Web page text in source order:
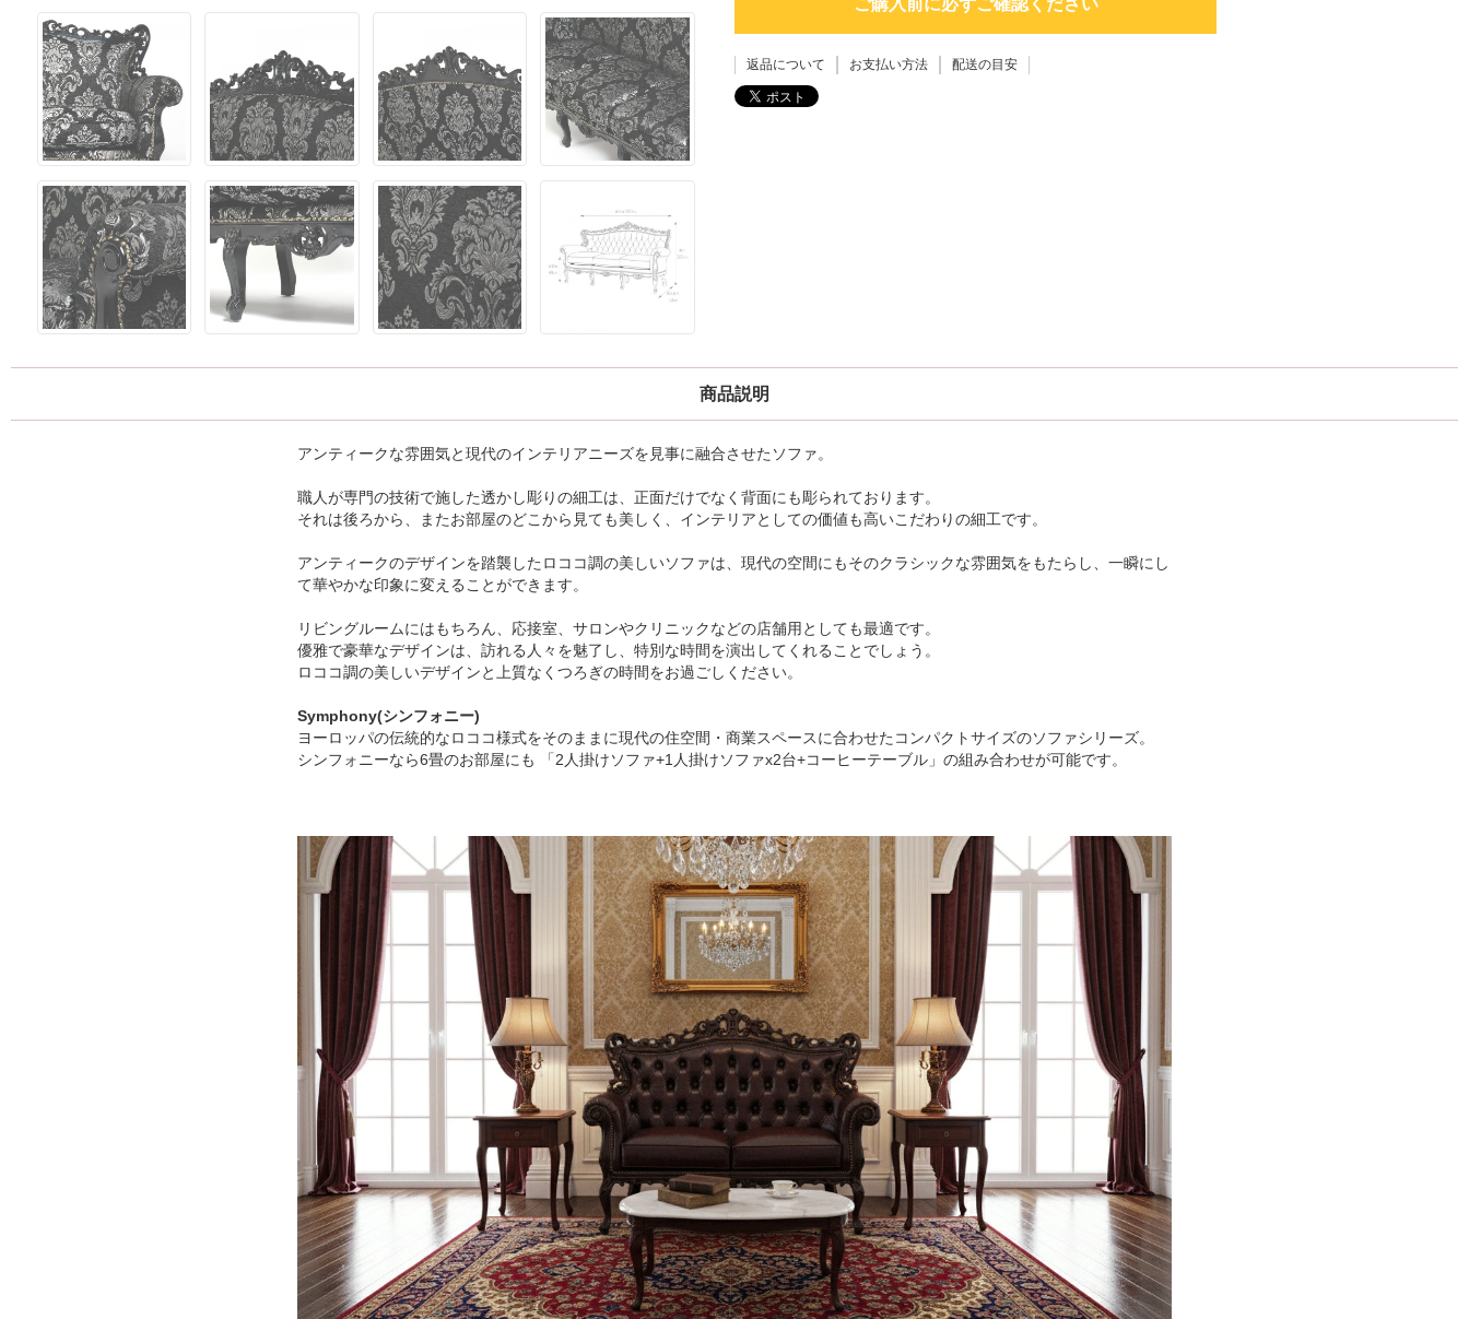
ご購入前に必ずご確認ください
返品について お支払い方法 配送の目安
商品説明
アンティークな雰囲気と現代のインテリアニーズを見事に融合させたソファ。
職人が専門の技術で施した透かし彫りの細工は、正面だけでなく背面にも彫られております。
それは後ろから、またお部屋のどこから見ても美しく、インテリアとしての価値も高いこだわりの細工です。
アンティークのデザインを踏襲したロココ調の美しいソファは、現代の空間にもそのクラシックな雰囲気をもたらし、一瞬にし
て華やかな印象に変えることができます。
リビングルームにはもちろん、応接室、サロンやクリニックなどの店舗用としても最適です。
優雅で豪華なデザインは、訪れる人々を魅了し、特別な時間を演出してくれることでしょう。
ロココ調の美しいデザインと上質なくつろぎの時間をお過ごしください。
Symphony(シンフォニー)
ヨーロッパの伝統的なロココ様式をそのままに現代の住空間・商業スペースに合わせたコンパクトサイズのソファシリーズ。
シンフォニーなら6畳のお部屋にも 「2人掛けソファ+1人掛けソファx2台+コーヒーテーブル」の組み合わせが可能です。